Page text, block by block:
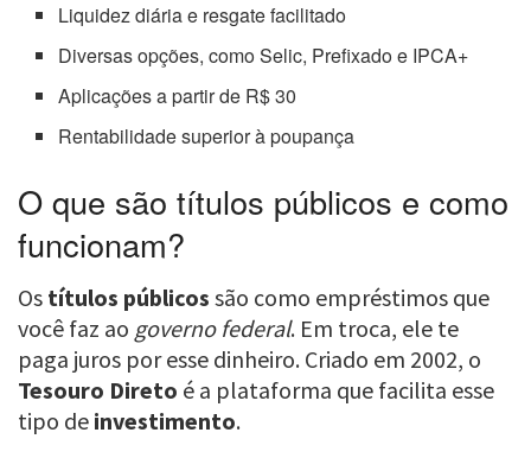
Liquidez diária e resgate facilitado
Diversas opções, como Selic, Prefixado e IPCA+
Aplicações a partir de R$ 30
Rentabilidade superior à poupança
O que são títulos públicos e como
funcionam?
Os títulos públicos são como empréstimos que
você faz ao governo federal. Em troca, ele te
paga juros por esse dinheiro. Criado em 2002, o
Tesouro Direto é a plataforma que facilita esse
tipo de investimento.